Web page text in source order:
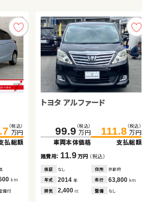
（税込）
万円
払総額
km
備付
トヨタ アルファード
99.9 （税込）
万円
車両本体価格
111.8 （税込）
万円
支払総額
諸費用： 11.9 万円 （税込）
保証 なし 住所
京都府
年式
2014年 走行 63,800 km
排気
2,400cc 整備 なし
払総額
ダイハツ ムーヴ
101.6 万円
車両本体価格
109.7
支払総額
諸費用：8.1 万円 （税込）
保証 あり 住所 福島県
払総額
トヨタ ルーミー
134.7 万円
車両本体価格
148.8
支払総額
諸費用：14.1 （税込）
保証 あり 住所 北海道